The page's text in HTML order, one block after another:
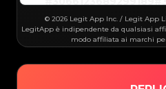
#3066123689299189
#3066123689299189
#3066123689299189
#3066123689299189
#3066123689299189
#3066123689299189
#3066123689299189
#3066123689299189
#3066123689299189
© 2026 Legit App Inc. / Legit App
LegitApp è indipendente da qualsiasi
modo affiliata ai marchi